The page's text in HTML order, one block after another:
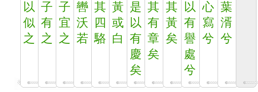
以
似
之
子
有
之
子
宜
之
轡
沃
若
其
四
駱
黃
或
白
是
以
有
慶
矣
其
有
章
矣
其
黃
矣
以
有
譽
處
兮
心
寫
兮
葉
湑
兮